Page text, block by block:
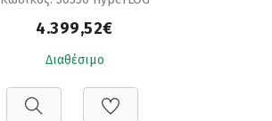
4.399,52€
Διαθέσιμο